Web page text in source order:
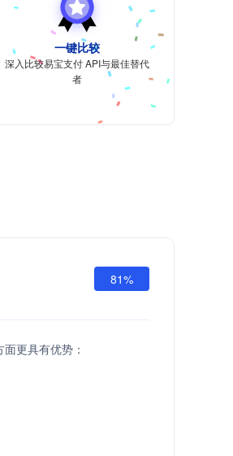
一键比较
深入比较易宝支付 API与最佳替代
者
81%
更具有优势：